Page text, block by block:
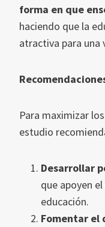
forma en que
haciendo que la
atractiva para una
Para maximizar
estudio
Desarrollar
que apoyen
educación.
Fomentar el